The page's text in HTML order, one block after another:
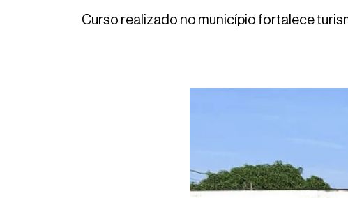
Curso realizado no município fortalece